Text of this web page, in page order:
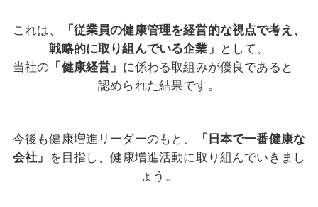
これは、
「従業員の健康管理を経営的な視点で考え、
戦略的に取り組 んでいる企業 」
として、
当社の 「健康経営」 に係わる取組みが優良であると
認められた結果です。
今後も健康増進リーダーのもと、 「 日本で一番健康な
会社」
を目指し、健康増進活動に取り組んでいきまし
ょう。